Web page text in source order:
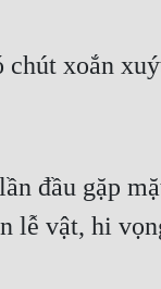
xoắn
gặp
lễ vật, hi